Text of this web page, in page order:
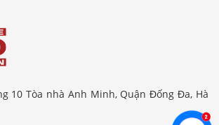
10 Tòa nhà Anh Minh, Quận Đống Đa, Hà